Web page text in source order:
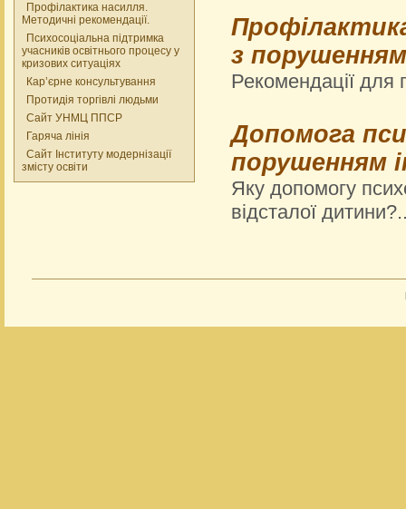
Профілактика насилля.
Методичні рекомендації.
Психосоціальна підтримка
учасників освітнього процесу у
кризових ситуаціях
Кар’єрне консультування
Протидія торгівлі людьми
Сайт УНМЦ ППСР
Гаряча лінія
Сайт Інституту модернізації
змісту освіти
з
Рекомендації для
Допомога
порушенням
Яку допомогу
відсталої